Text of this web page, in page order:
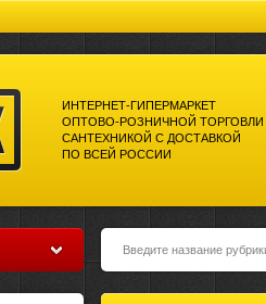
ИНТЕРНЕТ-ГИПЕРМАРКЕТ
ОПТОВО-РОЗНИЧНОЙ ТОРГОВЛИ
САНТЕХНИКОЙ С ДОСТАВКОЙ
ПО ВСЕЙ РОССИИ